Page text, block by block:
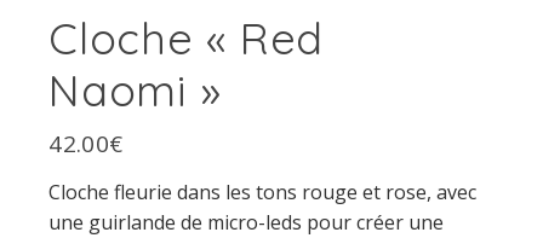
Cloche « Red
Naomi »
42.00€
Cloche fleurie dans les tons rouge et rose, avec
une guirlande de micro-leds pour créer une